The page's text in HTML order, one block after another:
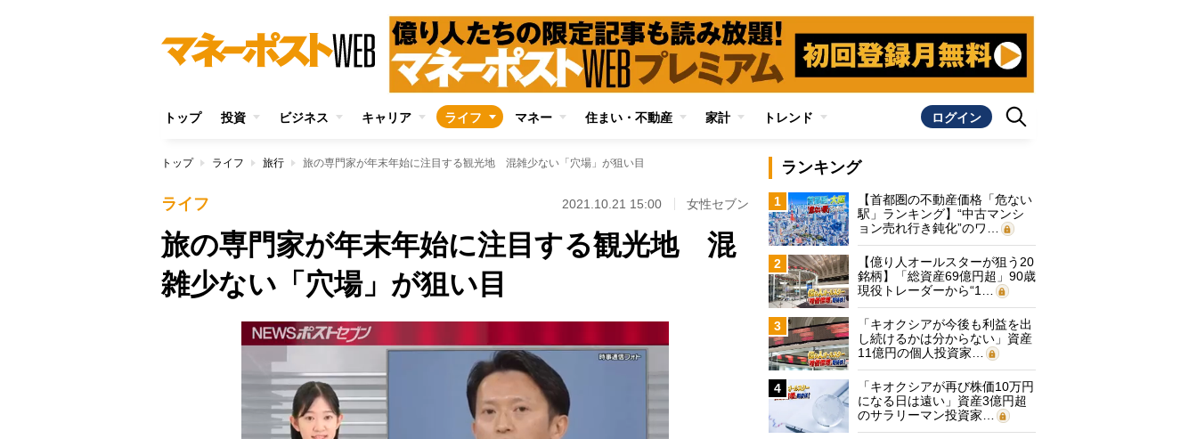
トップ 投資 ビジネス キャリア ライフ マネー 住まい・不動産 家計 トレンド ログイン
トップ ライフ 旅行 旅の専門家が年末年始に注目する観光地 混雑少ない「穴場」が狙い目
ライフ 2021.10.21 15:00 女性セブン
旅の専門家が年末年始に注目する観光地 混
雑少ない「穴場」が狙い目
ランキング
1
【首都圏の不動産価格「危ない
駅」ランキング】“中古マンシ
ョン売れ行き鈍化”のワ…
2
【億り人オールスターが狙う20
銘柄】「総資産69億円超」90歳
現役トレーダーから“1…
3
「キオクシアが今後も利益を出
し続けるかは分からない」資産
11億円の個人投資家…
4
「キオクシアが再び株価10万円
になる日は遠い」資産3億円超
のサラリーマン投資家…